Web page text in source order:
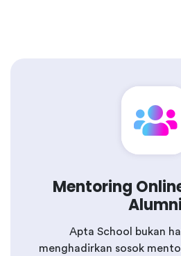
Mentoring
Alumni
Apta School bukan
menghadirkan sosok